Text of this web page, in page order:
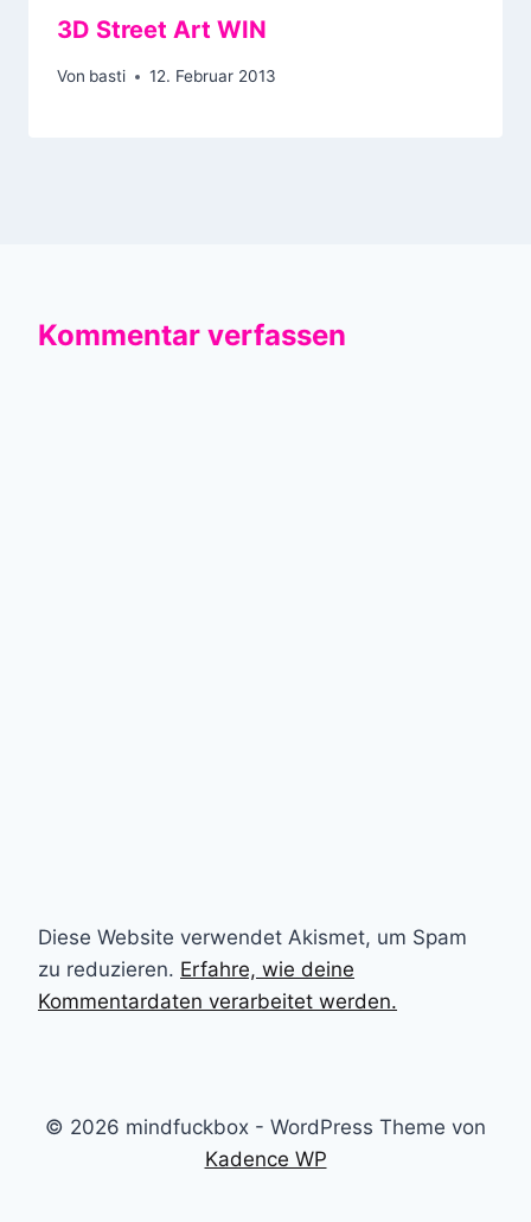
3D Street Art WIN
Von basti 12. Februar 2013
Kommentar verfassen
Diese Website verwendet Akismet, um Spam
zu reduzieren. Erfahre, wie deine
Kommentardaten verarbeitet werden.
© 2026 mindfuckbox - WordPress Theme von
Kadence WP